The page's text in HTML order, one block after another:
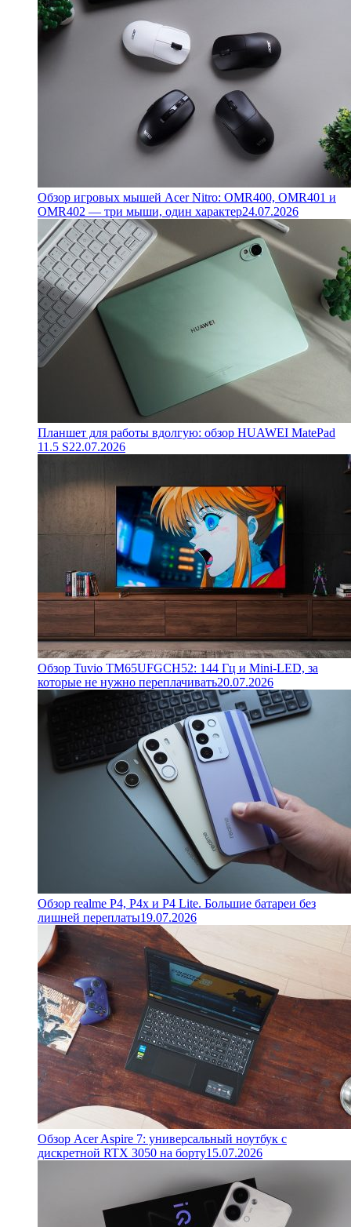
Обзор игровых мышей Acer Nitro: OMR400, OMR401 и
OMR402 — три мыши, один характер24.07.2026
Планшет для работы вдолгую: обзор HUAWEI MatePad
11.5 S22.07.2026
Обзор Tuvio TM65UFGCH52: 144 Гц и Mini-LED, за
которые не нужно переплачивать20.07.2026
Обзор realme P4, P4x и P4 Lite. Большие батареи без
лишней переплаты19.07.2026
Обзор Acer Aspire 7: универсальный ноутбук с
дискретной RTX 3050 на борту15.07.2026